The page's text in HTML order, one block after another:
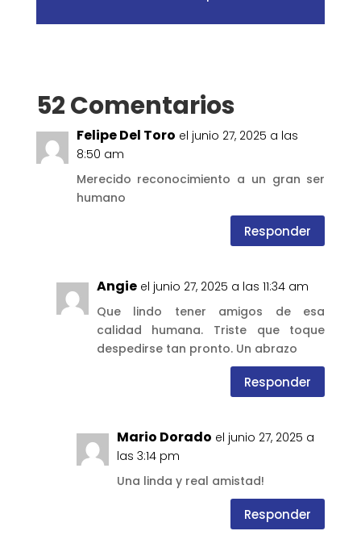
52 Comentarios
Felipe Del Toro el junio 27, 2025 a las
8:50 am
Merecido reconocimiento a un gran ser
humano
Responder
Angie el junio 27, 2025 a las 11:34 am
Que lindo tener amigos de esa
calidad humana. Triste que toque
despedirse tan pronto. Un abrazo
Responder
Mario Dorado el junio 27, 2025 a
las 3:14 pm
Una linda y real amistad!
Responder